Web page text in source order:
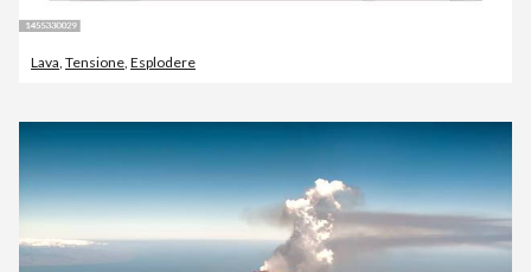
Lava, Tensione, Esplodere